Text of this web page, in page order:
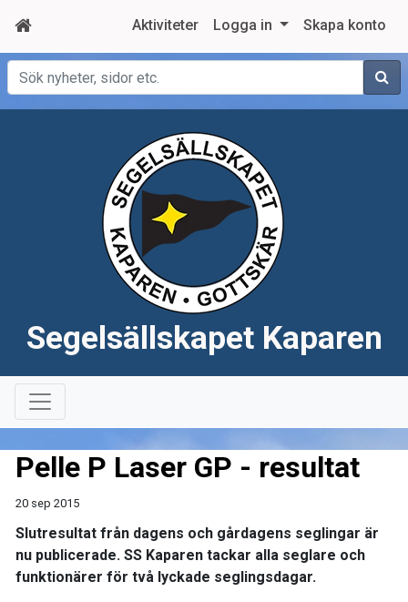
Aktiviteter Logga in Skapa konto
Sök
Segelsällskapet Kaparen
Pelle P Laser GP - resultat
20 sep 2015
Slutresultat från dagens och gårdagens seglingar är
nu publicerade. SS Kaparen tackar alla seglare och
funktionärer för två lyckade seglingsdagar.